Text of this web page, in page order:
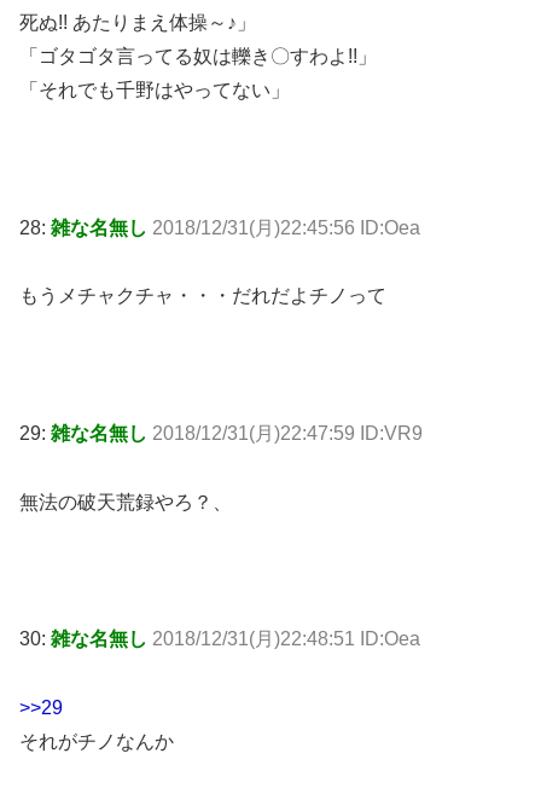
死ぬ!! あたりまえ体操～♪」
「ゴタゴタ言ってる奴は轢き〇すわよ!!」
「それでも千野はやってない」
28: 雑な名無し 2018/12/31(月)22:45:56 ID:Oea
もうメチャクチャ・・・だれだよチノって
29: 雑な名無し 2018/12/31(月)22:47:59 ID:VR9
無法の破天荒録やろ？、
30: 雑な名無し 2018/12/31(月)22:48:51 ID:Oea
>>29
それがチノなんか